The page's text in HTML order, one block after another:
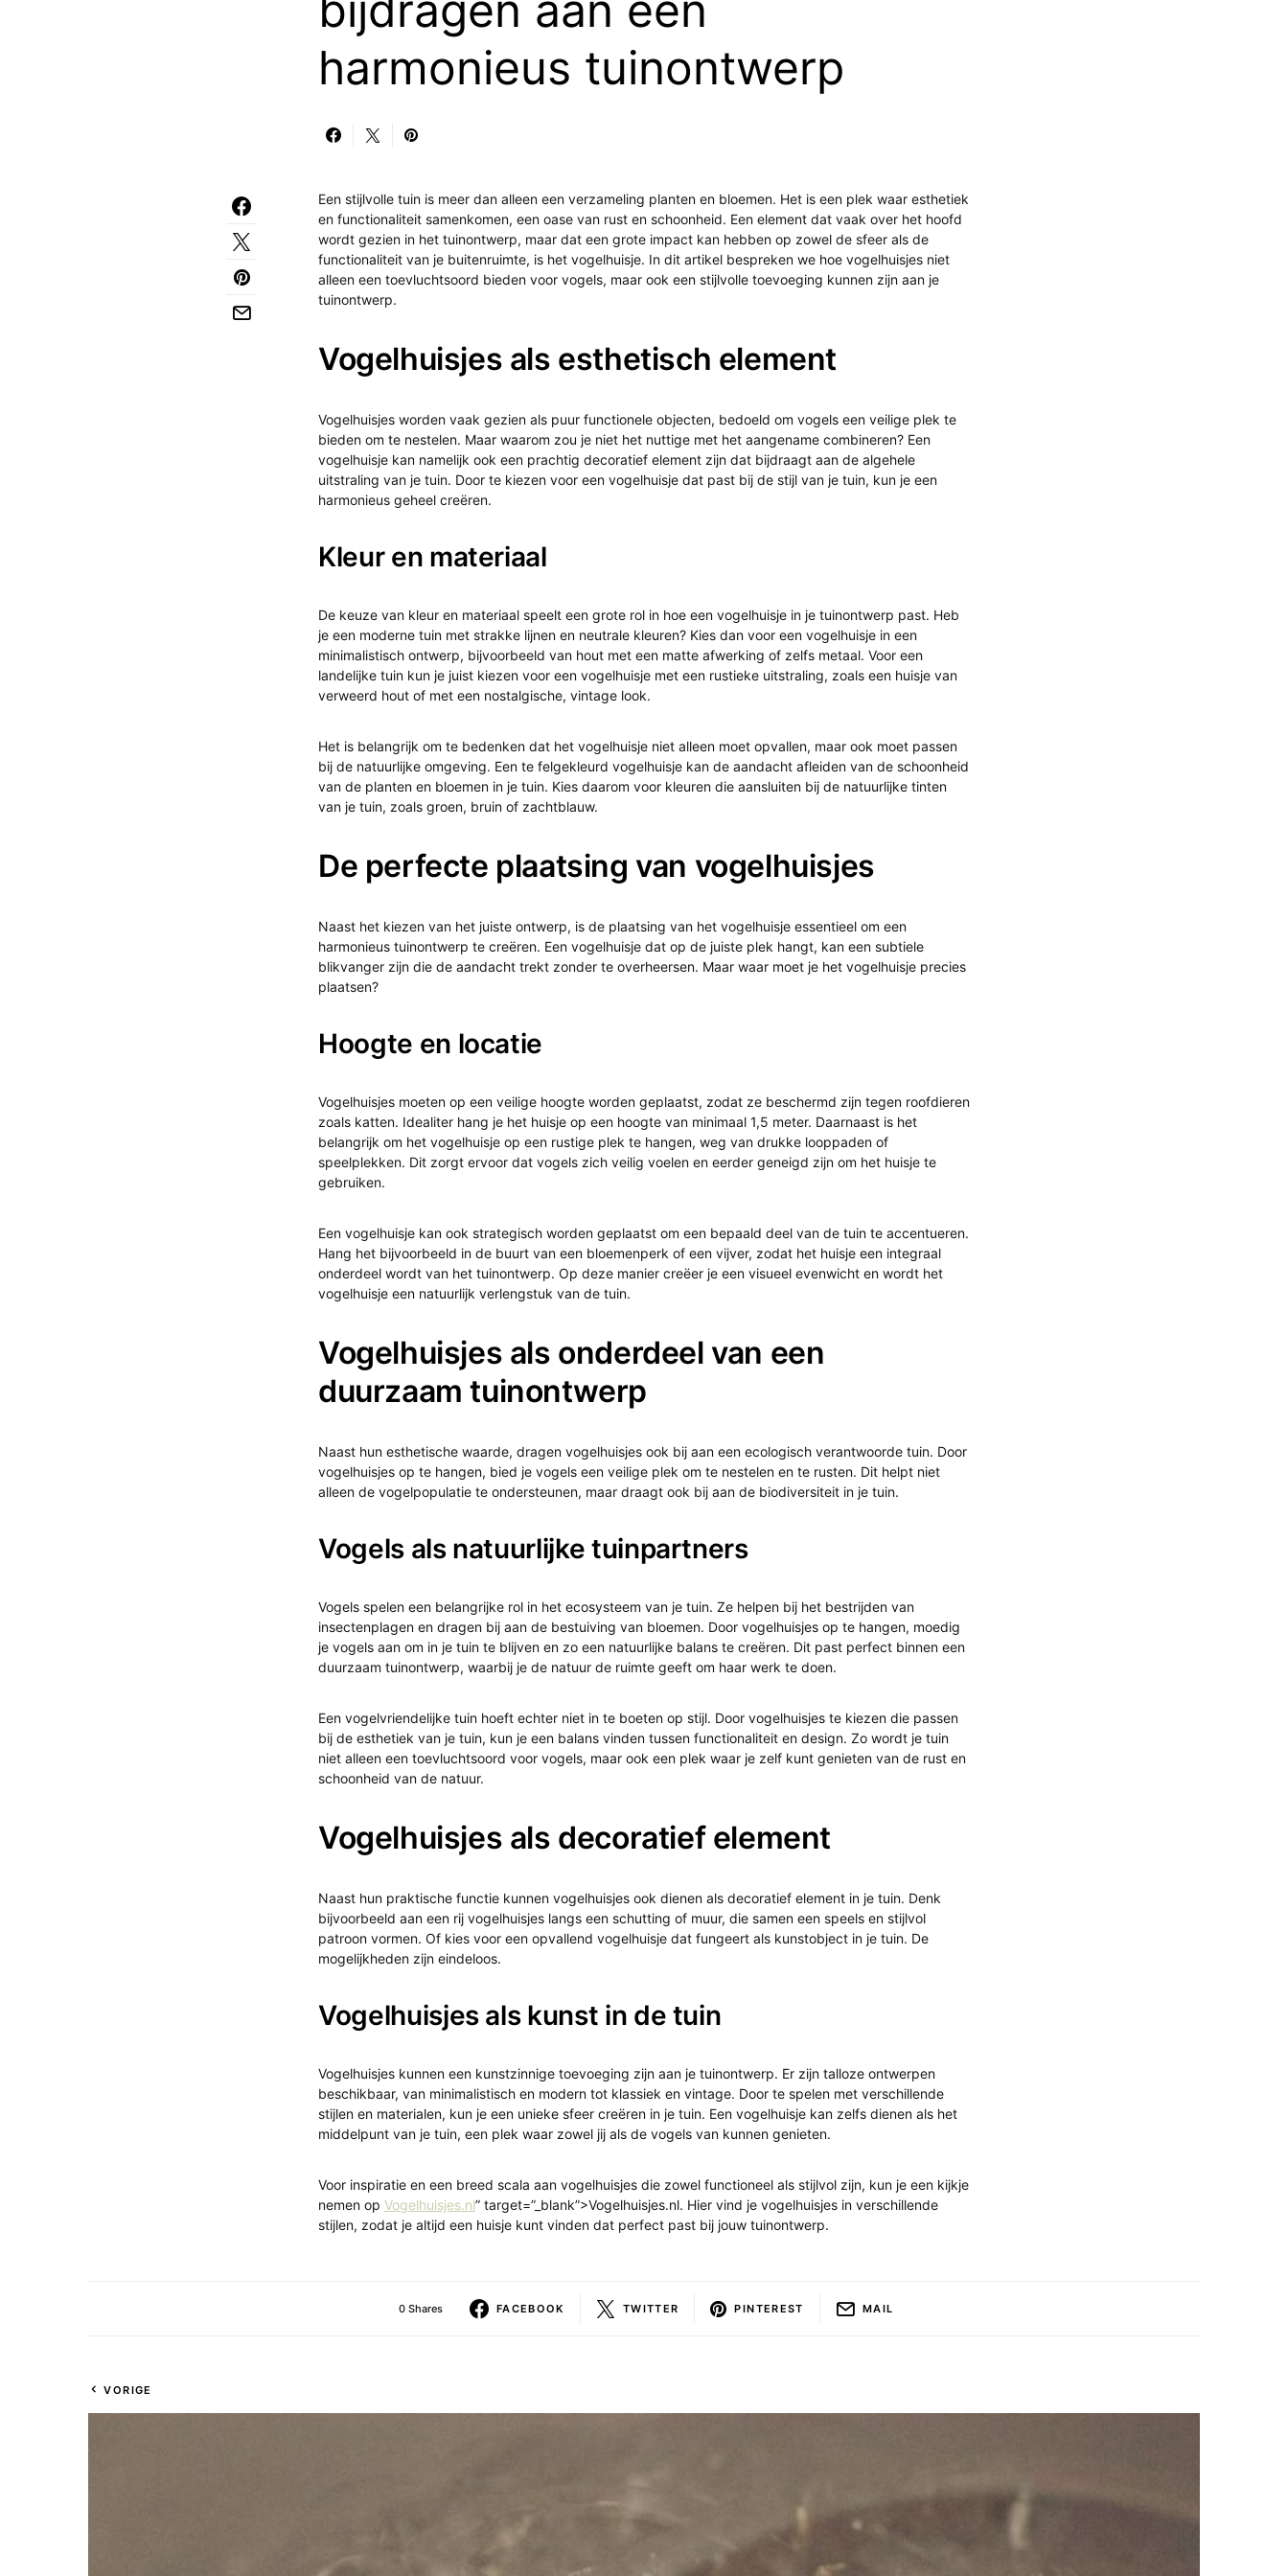
harmonieus tuinontwerp
Een stijlvolle tuin is meer dan alleen een verzameling planten en bloemen. Het is een plek waar esthetiek
en functionaliteit samenkomen, een oase van rust en schoonheid. Een element dat vaak over het hoofd
wordt gezien in het tuinontwerp, maar dat een grote impact kan hebben op zowel de sfeer als de
functionaliteit van je buitenruimte, is het vogelhuisje. In dit artikel bespreken we hoe vogelhuisjes niet
alleen een toevluchtsoord bieden voor vogels, maar ook een stijlvolle toevoeging kunnen zijn aan je
tuinontwerp.
Vogelhuisjes als esthetisch element
Vogelhuisjes worden vaak gezien als puur functionele objecten, bedoeld om vogels een veilige plek te
bieden om te nestelen. Maar waarom zou je niet het nuttige met het aangename combineren? Een
vogelhuisje kan namelijk ook een prachtig decoratief element zijn dat bijdraagt aan de algehele
uitstraling van je tuin. Door te kiezen voor een vogelhuisje dat past bij de stijl van je tuin, kun je een
harmonieus geheel creëren.
Kleur en materiaal
De keuze van kleur en materiaal speelt een grote rol in hoe een vogelhuisje in je tuinontwerp past. Heb
je een moderne tuin met strakke lijnen en neutrale kleuren? Kies dan voor een vogelhuisje in een
minimalistisch ontwerp, bijvoorbeeld van hout met een matte afwerking of zelfs metaal. Voor een
landelijke tuin kun je juist kiezen voor een vogelhuisje met een rustieke uitstraling, zoals een huisje van
verweerd hout of met een nostalgische, vintage look.
Het is belangrijk om te bedenken dat het vogelhuisje niet alleen moet opvallen, maar ook moet passen
bij de natuurlijke omgeving. Een te felgekleurd vogelhuisje kan de aandacht afleiden van de schoonheid
van de planten en bloemen in je tuin. Kies daarom voor kleuren die aansluiten bij de natuurlijke tinten
van je tuin, zoals groen, bruin of zachtblauw.
De perfecte plaatsing van vogelhuisjes
Naast het kiezen van het juiste ontwerp, is de plaatsing van het vogelhuisje essentieel om een
harmonieus tuinontwerp te creëren. Een vogelhuisje dat op de juiste plek hangt, kan een subtiele
blikvanger zijn die de aandacht trekt zonder te overheersen. Maar waar moet je het vogelhuisje precies
plaatsen?
Hoogte en locatie
Vogelhuisjes moeten op een veilige hoogte worden geplaatst, zodat ze beschermd zijn tegen roofdieren
zoals katten. Idealiter hang je het huisje op een hoogte van minimaal 1,5 meter. Daarnaast is het
belangrijk om het vogelhuisje op een rustige plek te hangen, weg van drukke looppaden of
speelplekken. Dit zorgt ervoor dat vogels zich veilig voelen en eerder geneigd zijn om het huisje te
gebruiken.
Een vogelhuisje kan ook strategisch worden geplaatst om een bepaald deel van de tuin te accentueren.
Hang het bijvoorbeeld in de buurt van een bloemenperk of een vijver, zodat het huisje een integraal
onderdeel wordt van het tuinontwerp. Op deze manier creëer je een visueel evenwicht en wordt het
vogelhuisje een natuurlijk verlengstuk van de tuin.
Vogelhuisjes als onderdeel van een
duurzaam tuinontwerp
Naast hun esthetische waarde, dragen vogelhuisjes ook bij aan een ecologisch verantwoorde tuin. Door
vogelhuisjes op te hangen, bied je vogels een veilige plek om te nestelen en te rusten. Dit helpt niet
alleen de vogelpopulatie te ondersteunen, maar draagt ook bij aan de biodiversiteit in je tuin.
Vogels als natuurlijke tuinpartners
Vogels spelen een belangrijke rol in het ecosysteem van je tuin. Ze helpen bij het bestrijden van
insectenplagen en dragen bij aan de bestuiving van bloemen. Door vogelhuisjes op te hangen, moedig
je vogels aan om in je tuin te blijven en zo een natuurlijke balans te creëren. Dit past perfect binnen een
duurzaam tuinontwerp, waarbij je de natuur de ruimte geeft om haar werk te doen.
Een vogelvriendelijke tuin hoeft echter niet in te boeten op stijl. Door vogelhuisjes te kiezen die passen
bij de esthetiek van je tuin, kun je een balans vinden tussen functionaliteit en design. Zo wordt je tuin
niet alleen een toevluchtsoord voor vogels, maar ook een plek waar je zelf kunt genieten van de rust en
schoonheid van de natuur.
Vogelhuisjes als decoratief element
Naast hun praktische functie kunnen vogelhuisjes ook dienen als decoratief element in je tuin. Denk
bijvoorbeeld aan een rij vogelhuisjes langs een schutting of muur, die samen een speels en stijlvol
patroon vormen. Of kies voor een opvallend vogelhuisje dat fungeert als kunstobject in je tuin. De
mogelijkheden zijn eindeloos.
Vogelhuisjes als kunst in de tuin
Vogelhuisjes kunnen een kunstzinnige toevoeging zijn aan je tuinontwerp. Er zijn talloze ontwerpen
beschikbaar, van minimalistisch en modern tot klassiek en vintage. Door te spelen met verschillende
stijlen en materialen, kun je een unieke sfeer creëren in je tuin. Een vogelhuisje kan zelfs dienen als het
middelpunt van je tuin, een plek waar zowel jij als de vogels van kunnen genieten.
Voor inspiratie en een breed scala aan vogelhuisjes die zowel functioneel als stijlvol zijn, kun je een kijkje
nemen op Vogelhuisjes.nl” target=”_blank”>Vogelhuisjes.nl. Hier vind je vogelhuisjes in verschillende
stijlen, zodat je altijd een huisje kunt vinden dat perfect past bij jouw tuinontwerp.
0 Shares FACEBOOK TWITTER PINTEREST MAIL
VORIGE